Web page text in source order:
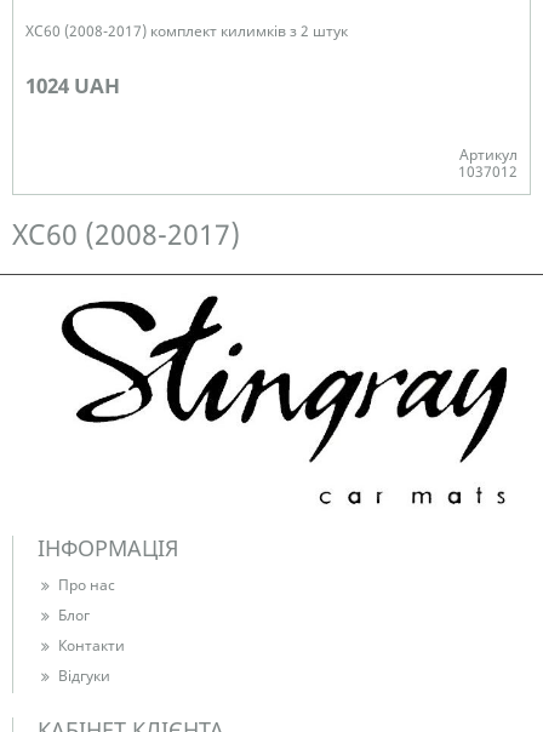
XC60 (2008-2017) комплект килимків з 2 штук
1024 UAH
Артикул
1037012
XC60 (2008-2017)
ІНФОРМАЦІЯ
Про нас
Блог
Контакти
Відгуки